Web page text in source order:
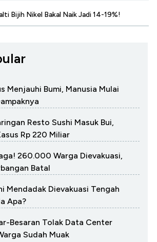
Bijih Nikel Bakal Naik Jadi 14-19%!
Menjauhi Bumi, Manusia Mulai
Resto Sushi Masuk Bui,
Rp 220 Miliar
260.000 Warga Dievakuasi,
Batal
Mendadak Dievakuasi Tengah
Apa?
Besaran Tolak Data Center
Sudah Muak